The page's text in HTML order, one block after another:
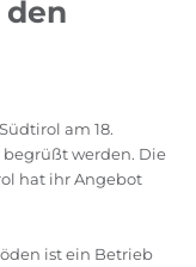
den
am 18.
werden. Die
hat ihr Angebot
ist ein Betrieb